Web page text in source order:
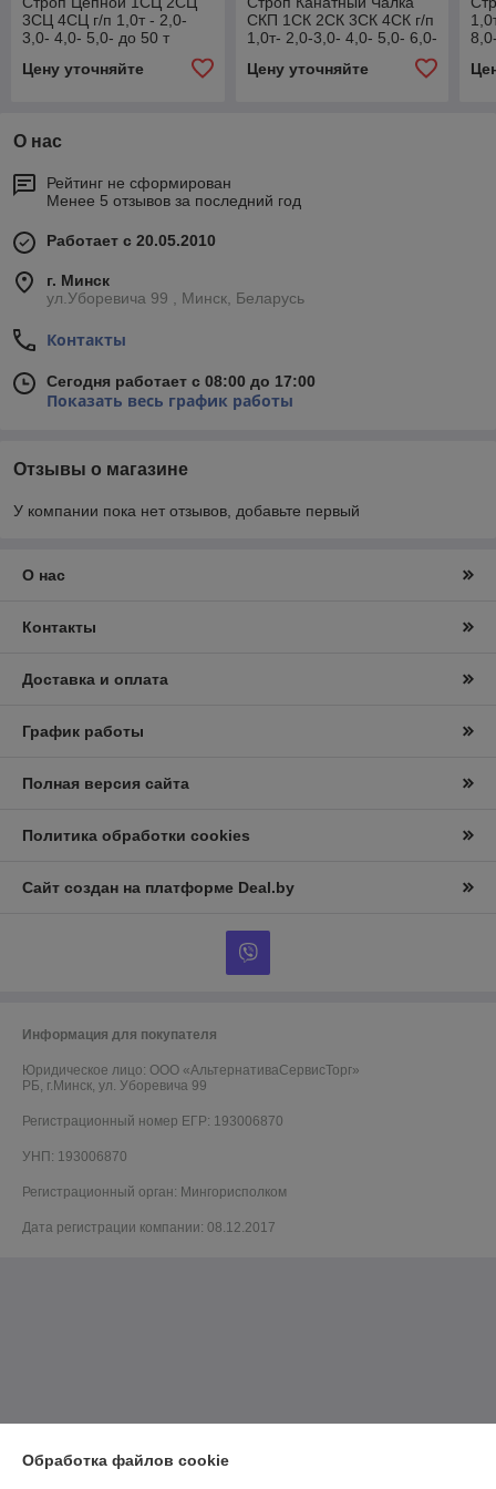
3СЦ 4СЦ г/п 1,0т - 2,0-
3,0- 4,0- 5,0- до 50 т
Цену уточняйте
СКП 1СК 2СК 3СК 4СК г/п
1,0т- 2,0-3,0- 4,0- 5,0- 6,0-
8,0- 10,0т до 200т Чалки
Цену уточняйте
О нас
Рейтинг не сформирован
Менее 5 отзывов за последний год
Работает с 20.05.2010
г. Минск
ул.Уборевича 99 , Минск, Беларусь
Контакты
Сегодня работает с 08:00 до 17:00
Показать весь график работы
Отзывы о магазине
У компании пока нет отзывов, добавьте первый
О нас
Контакты
Доставка и оплата
График работы
Полная версия сайта
Политика обработки cookies
Сайт создан на платформе Deal.by
Информация для покупателя
Юридическое лицо: ООО «АльтернативаСервисТорг»
РБ, г.Минск, ул. Уборевича 99
Регистрационный номер ЕГР: 193006870
УНП: 193006870
Регистрационный орган: Мингорисполком
Дата регистрации компании: 08.12.2017
Обработка файлов cookie